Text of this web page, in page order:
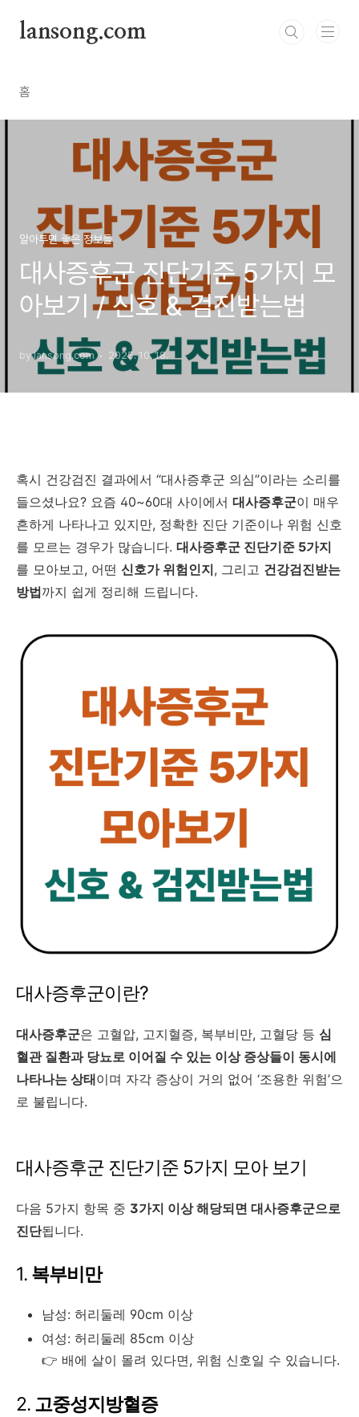
lansong.com
홈
알아두면 좋은 정보들
대사증후군 진단기준 5가지 모
아보기 / 신호 & 검진받는법
by lansong.com 2025. 10. 18.
혹시 건강검진 결과에서 “대사증후군 의심”이라는 소리를
들으셨나요? 요즘 40~60대 사이에서 대사증후군이 매우
흔하게 나타나고 있지만, 정확한 진단 기준이나 위험 신호
를 모르는 경우가 많습니다. 대사증후군 진단기준 5가지
를 모아보고, 어떤 신호가 위험인지, 그리고 건강검진받는
방법까지 쉽게 정리해 드립니다.
대사증후군이란?
대사증후군은 고혈압, 고지혈증, 복부비만, 고혈당 등 심
혈관 질환과 당뇨로 이어질 수 있는 이상 증상들이 동시에
나타나는 상태이며 자각 증상이 거의 없어 ‘조용한 위험’으
로 불립니다.
대사증후군 진단기준 5가지 모아 보기
다음 5가지 항목 중 3가지 이상 해당되면 대사증후군으로
진단됩니다.
1. 복부비만
남성: 허리둘레 90cm 이상
여성: 허리둘레 85cm 이상
👉 배에 살이 몰려 있다면, 위험 신호일 수 있습니다.
2. 고중성지방혈증